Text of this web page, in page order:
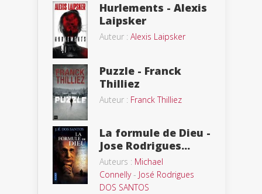
Hurlements - Alexis
Laipsker
Auteur : Alexis Laipsker
Puzzle - Franck
Thilliez
Auteur : Franck Thilliez
La formule de Dieu -
Jose Rodrigues...
Auteurs : Michael
Connelly- José Rodrigues
DOS SANTOS